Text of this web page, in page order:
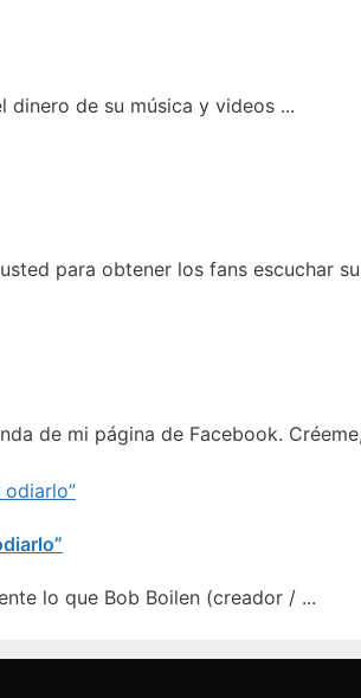
de su música y videos ...
para obtener los fans escuchar su
de mi página de Facebook.
lo que Bob Boilen (creador / ...